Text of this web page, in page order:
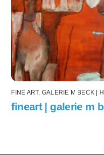
FINE ART, GALERIE M BECK |
fineart | galerie m